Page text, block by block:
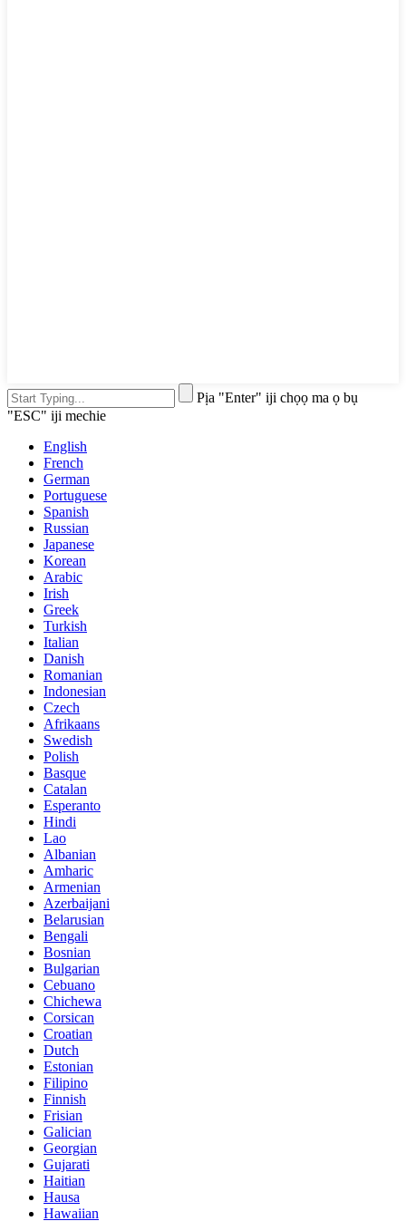
Pịa "Enter" iji chọọ ma ọ bụ
"ESC" iji mechie
English
French
German
Portuguese
Spanish
Russian
Japanese
Korean
Arabic
Irish
Greek
Turkish
Italian
Danish
Romanian
Indonesian
Czech
Afrikaans
Swedish
Polish
Basque
Catalan
Esperanto
Hindi
Lao
Albanian
Amharic
Armenian
Azerbaijani
Belarusian
Bengali
Bosnian
Bulgarian
Cebuano
Chichewa
Corsican
Croatian
Dutch
Estonian
Filipino
Finnish
Frisian
Galician
Georgian
Gujarati
Haitian
Hausa
Hawaiian